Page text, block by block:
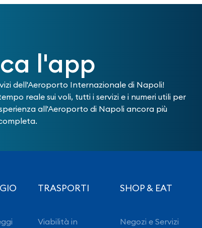
l'app
dell'Aeroporto Internazionale di Napoli!
reale sui voli, tutti i servizi e i numeri utili per
all'Aeroporto di Napoli ancora più
TRASPORTI
Viabilità in
SHOP & EAT
Negozi e Servizi